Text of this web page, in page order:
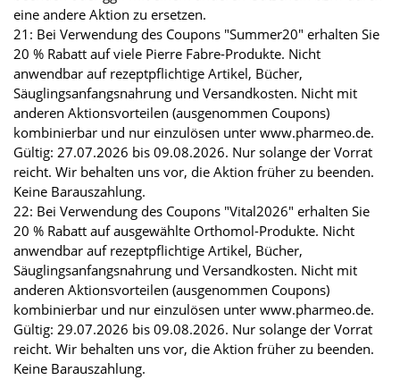
eine andere Aktion zu ersetzen.
21: Bei Verwendung des Coupons "Summer20" erhalten Sie
20 % Rabatt auf viele Pierre Fabre-Produkte. Nicht
anwendbar auf rezeptpflichtige Artikel, Bücher,
Säuglingsanfangsnahrung und Versandkosten. Nicht mit
anderen Aktionsvorteilen (ausgenommen Coupons)
kombinierbar und nur einzulösen unter www.pharmeo.de.
Gültig: 27.07.2026 bis 09.08.2026. Nur solange der Vorrat
reicht. Wir behalten uns vor, die Aktion früher zu beenden.
Keine Barauszahlung.
22: Bei Verwendung des Coupons "Vital2026" erhalten Sie
20 % Rabatt auf ausgewählte Orthomol-Produkte. Nicht
anwendbar auf rezeptpflichtige Artikel, Bücher,
Säuglingsanfangsnahrung und Versandkosten. Nicht mit
anderen Aktionsvorteilen (ausgenommen Coupons)
kombinierbar und nur einzulösen unter www.pharmeo.de.
Gültig: 29.07.2026 bis 09.08.2026. Nur solange der Vorrat
reicht. Wir behalten uns vor, die Aktion früher zu beenden.
Keine Barauszahlung.